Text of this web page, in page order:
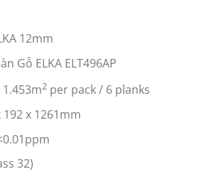
12mm
Gỗ ELKA ELT496AP
2per pack / 6 planks
x 1261mm
32)